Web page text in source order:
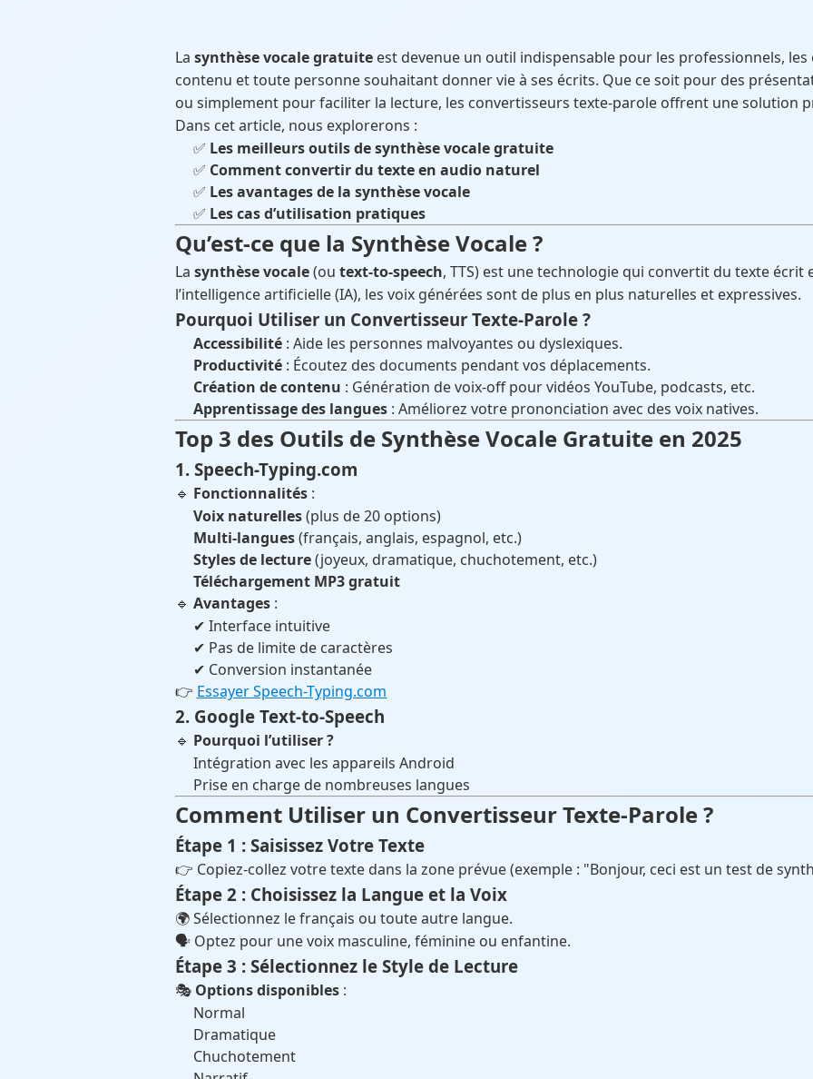
La synthèse vocale gratuiteest devenue un outil indispensable pour les professionnels,
contenu et toute personne souhaitant donner vie à ses écrits. Que ce soit pour des
ou simplement pour faciliter la lecture, les convertisseurs texte-parole offrent une solution
Dans cet article, nous explorerons :
✅ Les meilleurs outils de synthèse vocale gratuite
✅ Comment convertir du texte en audio naturel
✅ Les avantages de la synthèse vocale
✅ Les cas d’utilisation pratiques
Qu’est-ce que la Synthèse Vocale ?
La synthèse vocale(ou text-to-speech, TTS) est une technologie qui convertit du texte écrit
l’intelligence artificielle (IA), les voix générées sont de plus en plus naturelles et expressives.
Pourquoi Utiliser un Convertisseur Texte-Parole ?
Accessibilité: Aide les personnes malvoyantes ou dyslexiques.
Productivité: Écoutez des documents pendant vos déplacements.
Création de contenu : Génération de voix-off pour vidéos YouTube, podcasts, etc.
Apprentissage des langues: Améliorez votre prononciation avec des voix natives.
Top 3 des Outils de Synthèse Vocale Gratuite en 2025
1. Speech-Typing.com
🔹 Fonctionnalités:
Voix naturelles(plus de 20 options)
Multi-langues(français, anglais, espagnol, etc.)
Styles de lecture(joyeux, dramatique, chuchotement, etc.)
Téléchargement MP3 gratuit
🔹 Avantages:
✔ Interface intuitive
✔ Pas de limite de caractères
✔ Conversion instantanée
👉 Essayer Speech-Typing.com
2. Google Text-to-Speech
🔹 Pourquoi l’utiliser ?
Intégration avec les appareils Android
Prise en charge de nombreuses langues
Comment Utiliser un Convertisseur Texte-Parole ?
Étape 1 : Saisissez Votre Texte
👉 Copiez-collez votre texte dans la zone prévue (exemple : "Bonjour, ceci est un test de
Étape 2 : Choisissez la Langue et la Voix
🌍 Sélectionnez le français ou toute autre langue.
🗣 Optez pour une voix masculine, féminine ou enfantine.
Étape 3 : Sélectionnez le Style de Lecture
🎭 Options disponibles:
Normal
Dramatique
Chuchotement